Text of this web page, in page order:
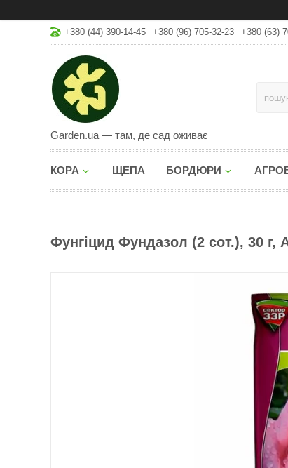
+380 (44) 390-14-45 +380 (96) 705-32-23 +380 (63)
Garden.ua — там, де сад оживає
КОРА ЩЕПА БОРДЮРИ
Фунгіцид Фундазол (2 сот.), 30 г,